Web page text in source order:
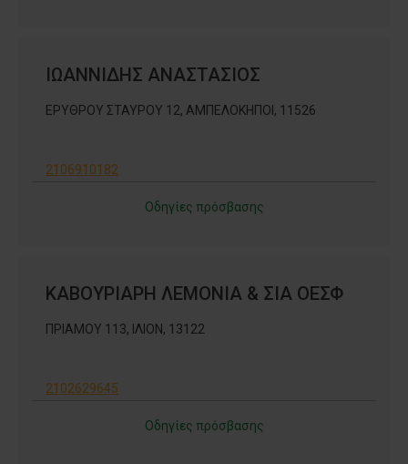
ΙΩΑΝΝΙΔΗΣ ΑΝΑΣΤΑΣΙΟΣ
ΕΡΥΘΡΟΥ ΣΤΑΥΡΟΥ 12, ΑΜΠΕΛΟΚΗΠΟΙ, 11526
2106910182
Οδηγίες πρόσβασης
ΚΑΒΟΥΡΙΑΡΗ ΛΕΜΟΝΙΑ & ΣΙΑ ΟΕΣΦ
ΠΡΙΑΜΟΥ 113, ΙΛΙΟΝ, 13122
2102629645
Οδηγίες πρόσβασης